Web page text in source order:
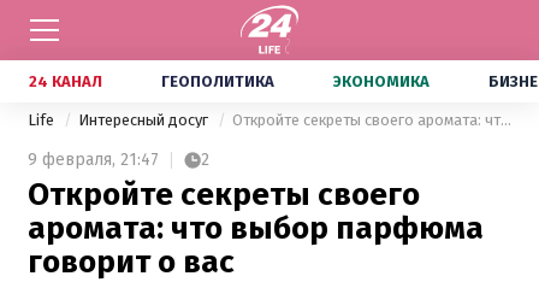
24 КАНАЛ ГЕОПОЛИТИКА ЭКОНОМИКА
Life Интересный досуг Откройте секреты своего аромата: что выбор парфюма говорит о вас
9 февраля, 21:47 2
Откройте секреты своего
аромата: что выбор парфюма
говорит о вас